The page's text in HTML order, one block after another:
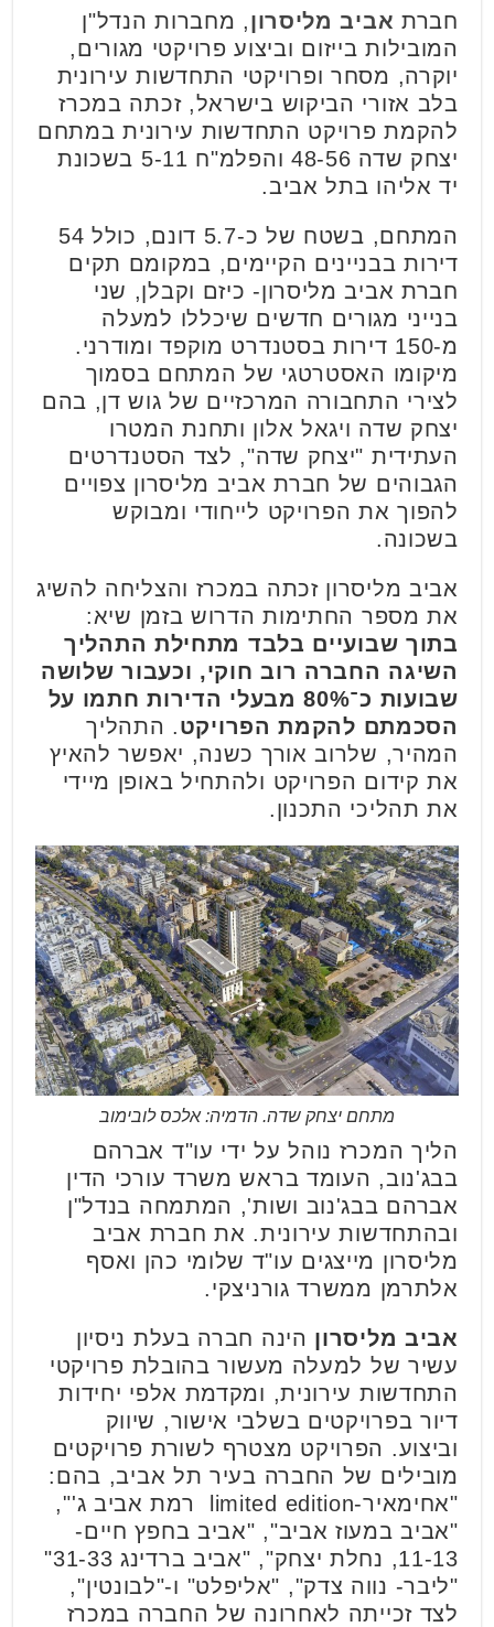
חברת אביב מליסרון, מחברות הנדל"ן
המובילות בייזום וביצוע פרויקטי מגורים,
יוקרה, מסחר ופרויקטי התחדשות עירונית
בלב אזורי הביקוש בישראל, זכתה במכרז
להקמת פרויקט התחדשות עירונית במתחם
יצחק שדה 48-56 והפלמ"ח 5-11 בשכונת
יד אליהו בתל אביב.
המתחם, בשטח של כ-5.7 דונם, כולל 54
דירות בבניינים הקיימים, במקומם תקים
חברת אביב מליסרון- כיזם וקבלן, שני
בנייני מגורים חדשים שיכללו למעלה
מ-150 דירות בסטנדרט מוקפד ומודרני.
מיקומו האסטרטגי של המתחם בסמוך
לצירי התחבורה המרכזיים של גוש דן, בהם
יצחק שדה ויגאל אלון ותחנת המטרו
העתידית "יצחק שדה", לצד הסטנדרטים
הגבוהים של חברת אביב מליסרון צפויים
להפוך את הפרויקט לייחודי ומבוקש
בשכונה.
אביב מליסרון זכתה במכרז והצליחה להשיג
את מספר החתימות הדרוש בזמן שיא:
בתוך שבועיים בלבד מתחילת התהליך
השיגה החברה רוב חוקי, וכעבור שלושה
שבועות כ־80% מבעלי הדירות חתמו על
הסכמתם להקמת הפרויקט. התהליך
המהיר, שלרוב אורך כשנה, יאפשר להאיץ
את קידום הפרויקט ולהתחיל באופן מיידי
את תהליכי התכנון.
מתחם יצחק שדה. הדמיה: אלכס לובימוב
הליך המכרז נוהל על ידי עו"ד אברהם
בבג'נוב, העומד בראש משרד עורכי הדין
אברהם בבג'נוב ושות', המתמחה בנדל"ן
ובהתחדשות עירונית. את חברת אביב
מליסרון מייצגים עו"ד שלומי כהן ואסף
אלתרמן ממשרד גורניצקי.
אביב מליסרון הינה חברה בעלת ניסיון
עשיר של למעלה מעשור בהובלת פרויקטי
התחדשות עירונית, ומקדמת אלפי יחידות
דיור בפרויקטים בשלבי אישור, שיווק
וביצוע. הפרויקט מצטרף לשורת פרויקטים
מובילים של החברה בעיר תל אביב, בהם:
"אחימאיר-limited edition רמת אביב ג'",
"אביב במעוז אביב", "אביב בחפץ חיים-
11-13, נחלת יצחק", "אביב ברדינג 31-33"
"ליבר- נווה צדק", "אליפלט" ו-"לבונטין",
לצד זכייתה לאחרונה של החברה במכרז